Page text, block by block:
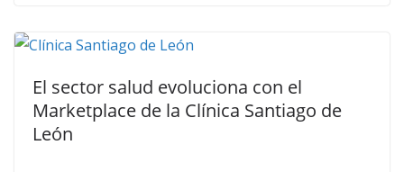
El sector salud evoluciona con el
Marketplace de la Clínica Santiago de
León